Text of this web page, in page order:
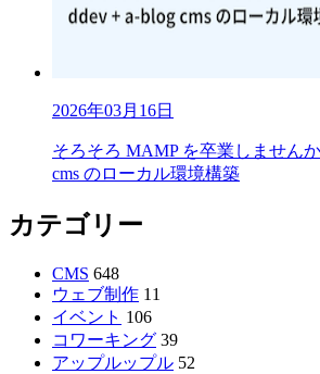
2026年03月16日
そろそろ MAMP を卒業しません
cms のローカル環境構築
カテゴリー
CMS 648
ウェブ制作 11
イベント 106
コワーキング 39
アップルップル 52